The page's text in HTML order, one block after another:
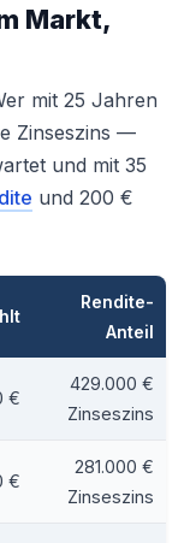
Markt,
mit 25 Jahren
Zinseszins —
und mit 35
und 200 €
Rendite-
Anteil
€
429.000 €
Zinseszins
€
281.000 €
Zinseszins